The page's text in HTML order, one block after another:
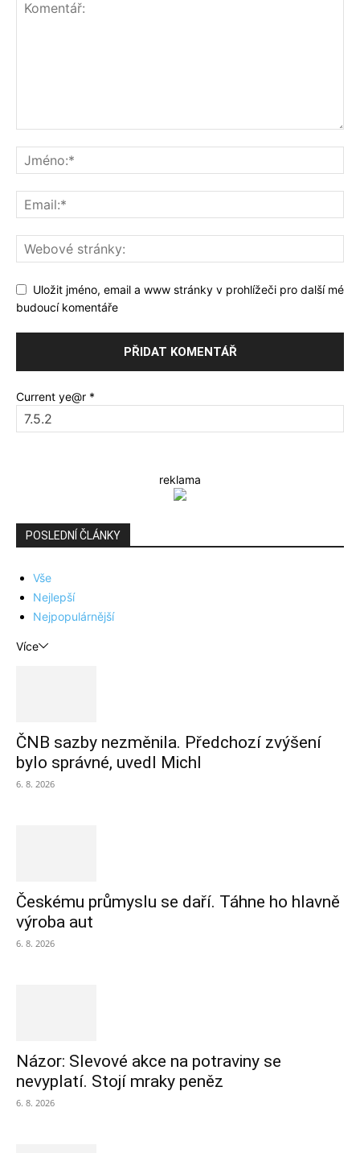
Uložit jméno, email a www stránky v prohlížeči pro další mé
budoucí komentáře
Current ye@r *
reklama
POSLEDNÍ ČLÁNKY
Vše
Nejlepší
Nejpopulárnější
Více
ČNB sazby nezměnila. Předchozí zvýšení
bylo správné, uvedl Michl
6. 8. 2026
Českému průmyslu se daří. Táhne ho hlavně
výroba aut
6. 8. 2026
Názor: Slevové akce na potraviny se
nevyplatí. Stojí mraky peněz
6. 8. 2026